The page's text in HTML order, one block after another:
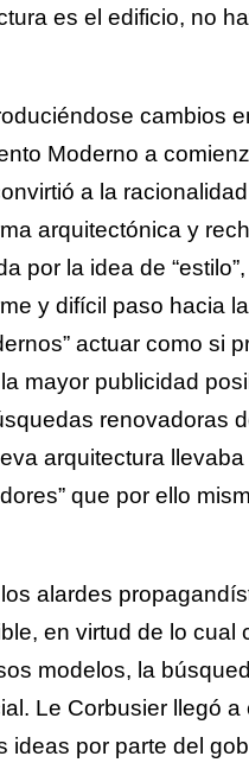
es el edificio, no
cambios
Moderno a
a la
arquitectónica y
por la idea de
y difícil paso hacia
actuar como si
mayor publicidad
renovadoras
arquitectura
que por ello
alardes
en virtud de lo cual
modelos, la
Le Corbusier llegó
ideas por parte del